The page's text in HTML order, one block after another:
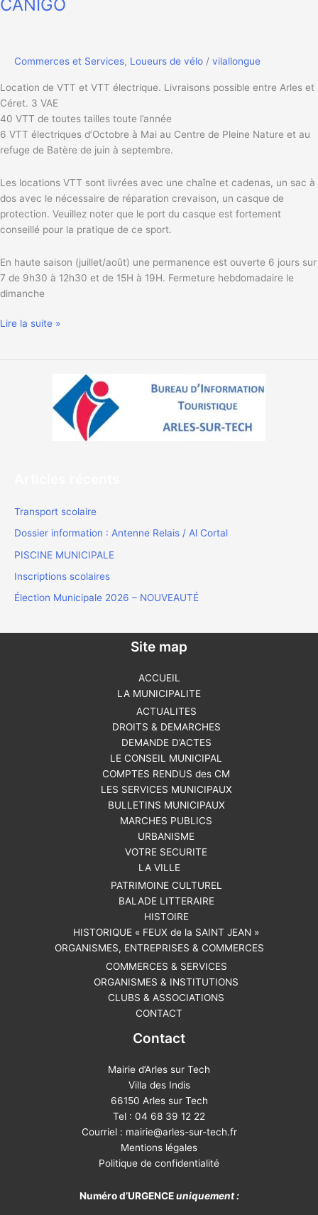
CANIGO
Commerces et Services, Loueurs de vélo / vilallongue
Location de VTT et VTT électrique. Livraisons possible entre Arles et
Céret. 3 VAE
40 VTT de toutes tailles toute l’année
6 VTT électriques d’Octobre à Mai au Centre de Pleine Nature et au
refuge de Batère de juin à septembre.
Les locations VTT sont livrées avec une chaîne et cadenas, un sac à
dos avec le nécessaire de réparation crevaison, un casque de
protection. Veuillez noter que le port du casque est fortement
conseillé pour la pratique de ce sport.
En haute saison (juillet/août) une permanence est ouverte 6 jours sur
7 de 9h30 à 12h30 et de 15H à 19H. Fermeture hebdomadaire le
dimanche
CENTRE
Lire la suite »
Transport scolaire
Dossier information : Antenne Relais / Al Cortal
PISCINE MUNICIPALE
Inscriptions scolaires
Élection Municipale 2026 – NOUVEAUTÉ
Site map
ACCUEIL
LA MUNICIPALITE
ACTUALITES
DROITS & DEMARCHES
DEMANDE D’ACTES
LE CONSEIL MUNICIPAL
COMPTES RENDUS des CM
LES SERVICES MUNICIPAUX
BULLETINS MUNICIPAUX
MARCHES PUBLICS
URBANISME
VOTRE SECURITE
LA VILLE
PATRIMOINE CULTUREL
BALADE LITTERAIRE
HISTOIRE
HISTORIQUE « FEUX de la SAINT JEAN »
ORGANISMES, ENTREPRISES & COMMERCES
COMMERCES & SERVICES
ORGANISMES & INSTITUTIONS
CLUBS & ASSOCIATIONS
CONTACT
Contact
Mairie d’Arles sur Tech
Villa des Indis
66150 Arles sur Tech
Tel : 04 68 39 12 22
Courriel : mairie@arles-sur-tech.fr
Mentions légales
Politique de confidentialité
Numéro d’URGENCEuniquement :